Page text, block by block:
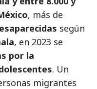
, más de
según
, en 2023 se
por la
. Un
migrantes